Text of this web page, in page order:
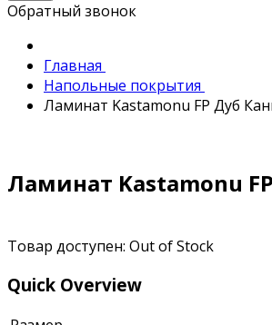
Обратный звонок
Главная
Напольные покрытия
Ламинат Kastamonu FP Дуб
Ламинат Kastamonu
Товар доступен: Out of Stock
Quick Overview